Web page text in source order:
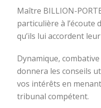
Maître BILLION-
particulière à l’écoute
qu’ils lui accordent
Dynamique,
donnera les conseils
vos intérêts en
tribunal compétent.